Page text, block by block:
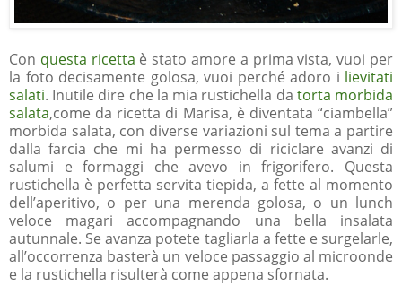
Con questa ricetta è stato amore a prima vista, vuoi per
la foto decisamente golosa, vuoi perché adoro i lievitati
salati. Inutile dire che la mia rustichella da torta morbida
salata,come da ricetta di Marisa, è diventata “ciambella”
morbida salata, con diverse variazioni sul tema a partire
dalla farcia che mi ha permesso di riciclare avanzi di
salumi e formaggi che avevo in frigorifero. Questa
rustichella è perfetta servita tiepida, a fette al momento
dell’aperitivo, o per una merenda golosa, o un lunch
veloce magari accompagnando una bella insalata
autunnale. Se avanza potete tagliarla a fette e surgelarle,
all’occorrenza basterà un veloce passaggio al microonde
e la rustichella risulterà come appena sfornata.